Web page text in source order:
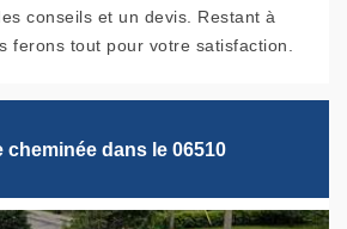
conseils et un devis. Restant à
ferons tout pour votre satisfaction.
cheminée dans le 06510